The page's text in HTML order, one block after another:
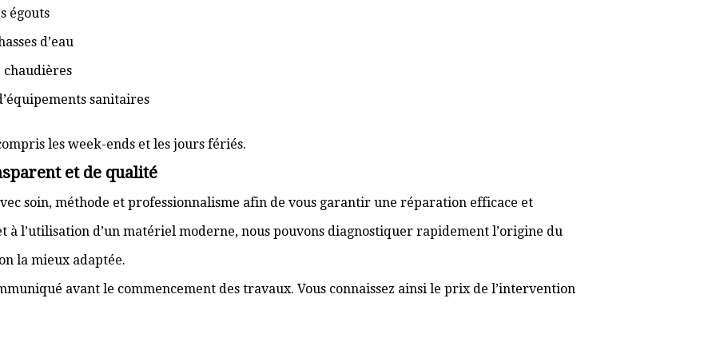
égouts
d’eau
chaudières
sanitaires
les week-ends et les jours fériés.
et de qualité
soin, méthode et professionnalisme afin de vous garantir une réparation efficace et
à l’utilisation d’un matériel moderne, nous pouvons diagnostiquer rapidement l’origine du
la mieux adaptée.
avant le commencement des travaux. Vous connaissez ainsi le prix de l’intervention